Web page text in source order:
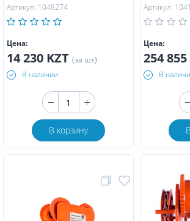
Артикул: 1048274
Цена:
14 230 KZT (за шт)
В наличии
В корзину
Артикул:
Цена:
254
В